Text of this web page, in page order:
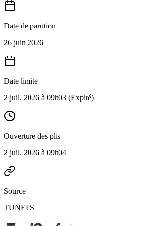
Date de parution
26 juin 2026
Date limite
2 juil. 2026 à 09h03 (Expiré)
Ouverture des plis
2 juil. 2026 à 09h04
Source
TUNEPS